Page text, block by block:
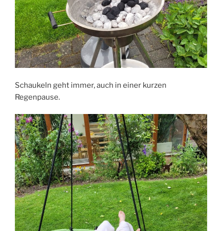
Schaukeln geht immer, auch in einer kurzen
Regenpause.